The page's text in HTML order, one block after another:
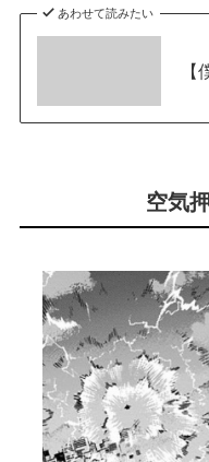
あわせて読みたい
空気